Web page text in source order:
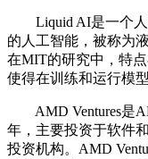
Liquid AI是一个人
的人工智能，被称为
在MIT的研究中，特
使得在训练和运行模
‌AMD Ventures是
年，主要投资于软件
投资机构‌‌。AMD